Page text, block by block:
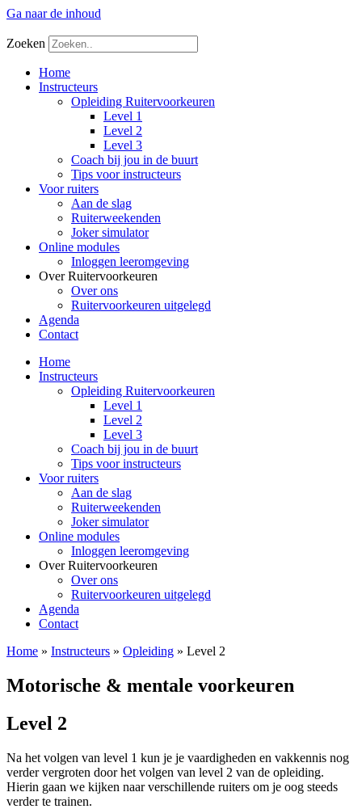
Ga naar de inhoud
Zoeken
Home
Instructeurs
Opleiding Ruitervoorkeuren
Level 1
Level 2
Level 3
Coach bij jou in de buurt
Tips voor instructeurs
Voor ruiters
Aan de slag
Ruiterweekenden
Joker simulator
Online modules
Inloggen leeromgeving
Over Ruitervoorkeuren
Over ons
Ruitervoorkeuren uitgelegd
Agenda
Contact
Home
Instructeurs
Opleiding Ruitervoorkeuren
Level 1
Level 2
Level 3
Coach bij jou in de buurt
Tips voor instructeurs
Voor ruiters
Aan de slag
Ruiterweekenden
Joker simulator
Online modules
Inloggen leeromgeving
Over Ruitervoorkeuren
Over ons
Ruitervoorkeuren uitgelegd
Agenda
Contact
Home » Instructeurs » Opleiding » Level 2
Motorische & mentale voorkeuren
Level 2
Na het volgen van level 1 kun je je vaardigheden en vakkennis nog
verder vergroten door het volgen van level 2 van de opleiding.
Hierin gaan we kijken naar verschillende ruiters om je oog steeds
verder te trainen.